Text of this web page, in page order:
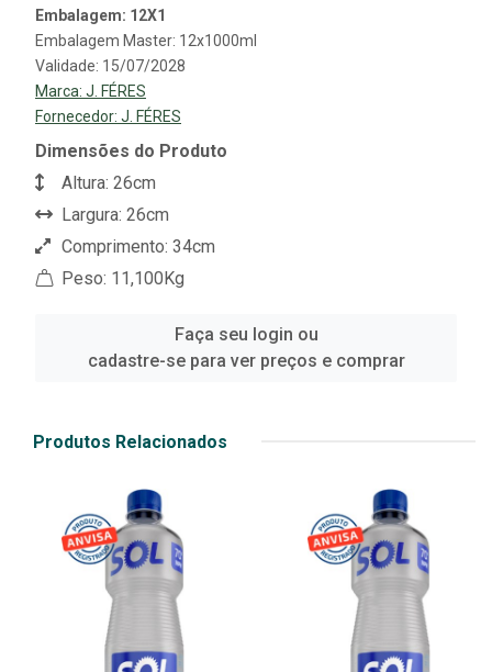
Embalagem: 12X1
Embalagem Master: 12x1000ml
Validade: 15/07/2028
Marca: J. FÉRES
Fornecedor: J. FÉRES
Dimensões do Produto
Altura: 26cm
Largura: 26cm
Comprimento: 34cm
Peso: 11,100Kg
Faça seu login ou
cadastre-se para ver preços e comprar
Produtos Relacionados